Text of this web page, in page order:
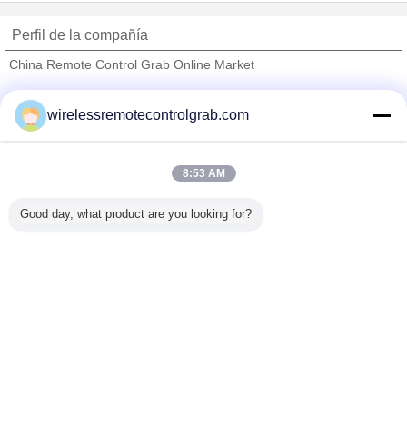
Perfil de la compañía
China Remote Control Grab Online Market
Trust Seal
Verified Suplier
Todos los productos
wirelessremotecontrolgrab.com
8:53 AM
Good day, what product are you looking for?